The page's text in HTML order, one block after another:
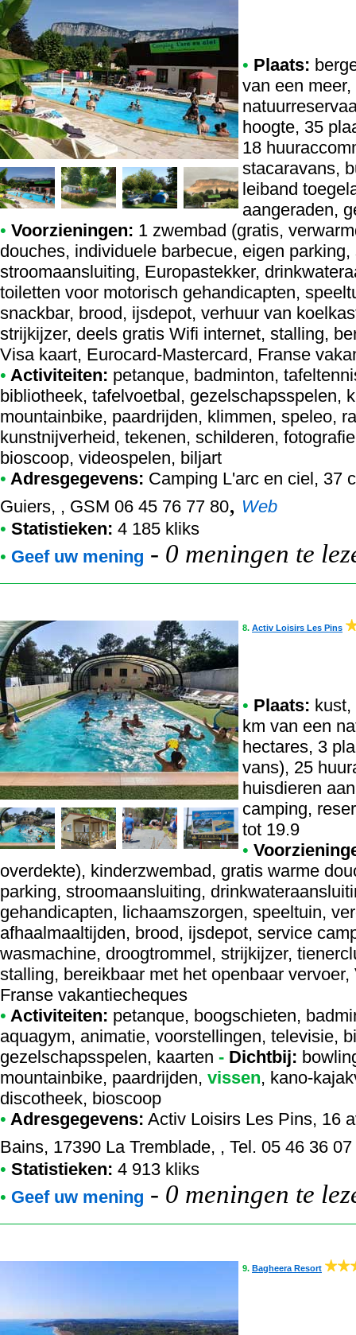
• Plaats:
van een
hoogte, 35
18
stacaravans,
leiband
aangeraden,
• Voorzieningen: 1 zwembad (gratis,
douches, individuele barbecue, eigen
stroomaansluiting, Europastekker,
toiletten voor motorisch gehandicapten,
snackbar, brood, ijsdepot, verhuur van
strijkijzer, deels gratis Wifi internet, stalling,
Visa kaart, Eurocard-Mastercard, Franse
• Activiteiten: petanque, badminton,
bibliotheek, tafelvoetbal, gezelschapsspelen,
mountainbike, paardrijden, klimmen, speleo,
kunstnijverheid, tekenen, schilderen,
bioscoop, videospelen, biljart
• Adresgegevens: Camping L'arc en ciel, 37
Guiers, , GSM 06 45 76 77 80, Web
• Statistieken: 4 185 kliks
• Geef uw mening - 0 meningen te
8. Activ Loisirs Les Pins
• Plaats: kust,
km van een
hectares, 3
vans), 25
huisdieren
camping,
tot 19.9
•
overdekte), kinderzwembad, gratis warme
parking, stroomaansluiting,
gehandicapten, lichaamszorgen, speeltuin,
afhaalmaaltijden, brood, ijsdepot, service
wasmachine, droogtrommel, strijkijzer,
stalling, bereikbaar met het openbaar
Franse vakantiecheques
• Activiteiten: petanque, boogschieten,
aquagym, animatie, voorstellingen, televisie,
gezelschapsspelen, kaarten - Dichtbij:
mountainbike, paardrijden, vissen, kano-
discotheek, bioscoop
• Adresgegevens: Activ Loisirs Les Pins, 16
Bains, 17390 La Tremblade, , Tel. 05 46 36 07
• Statistieken: 4 913 kliks
• Geef uw mening - 0 meningen te
9. Bagheera Resort